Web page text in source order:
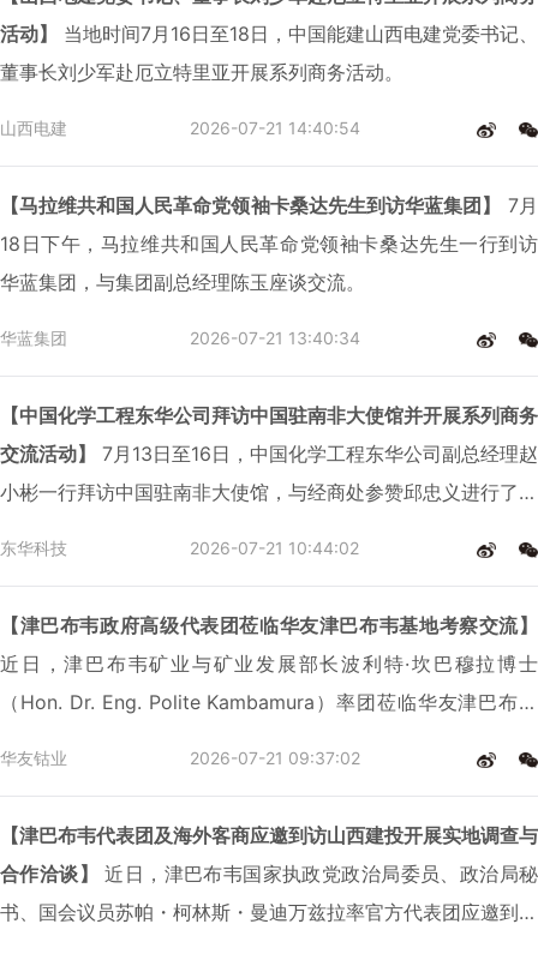
活动】
当地时间7月16日至18日，中国能建山西电建党委书记、
董事长刘少军赴厄立特里亚开展系列商务活动。
山西电建 2026-07-21 14:40:54
【马拉维共和国人民革命党领袖卡桑达先生到访华蓝集团】
7月
18日下午，马拉维共和国人民革命党领袖卡桑达先生一行到访
华蓝集团，与集团副总经理陈玉座谈交流。
华蓝集团 2026-07-21 13:40:34
【中国化学工程东华公司拜访中国驻南非大使馆并开展系列商务
交流活动】
7月13日至16日，中国化学工程东华公司副总经理赵
小彬一行拜访中国驻南非大使馆，与经商处参赞邱忠义进行了座
东华科技 2026-07-21 10:44:02
【津巴布韦政府高级代表团莅临华友津巴布韦基地考察交流】
近日，津巴布韦矿业与矿业发展部长波利特·坎巴穆拉博士
（Hon. Dr. Eng. Polite Kambamura）率团莅临华友津巴布韦
华友钴业 2026-07-21 09:37:02
【津巴布韦代表团及海外客商应邀到访山西建投开展实地调查与
合作洽谈】
近日，津巴布韦国家执政党政治局委员、政治局秘
书、国会议员苏帕・柯林斯・曼迪万兹拉率官方代表团应邀到访